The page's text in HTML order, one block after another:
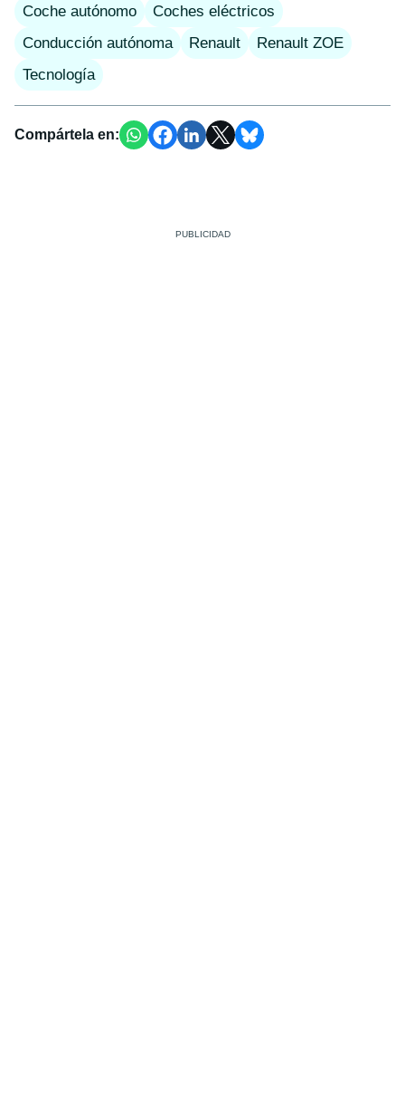
Coche autónomo
Coches eléctricos
Conducción autónoma
Renault
Renault ZOE
Tecnología
Compártela en: